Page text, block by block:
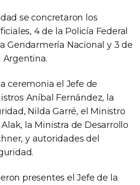
se concretaron los
4 de la Policía Federal
Gendarmería Nacional y 3 de
Argentina.
ceremonia el Jefe de
Aníbal Fernández, la
Nilda Garré, el Ministro
la Ministra de Desarrollo
y autoridades del
presentes el Jefe de la